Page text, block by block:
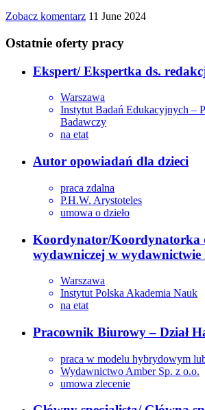
Zobacz komentarz 11 June 2024
Ostatnie oferty pracy
Ekspert/ Ekspertka ds.
Warszawa
Instytut Badań Edukacyjnych –
Badawczy
na etat
Autor opowiadań dla dzieci
praca zdalna
P.H.W. Arystoteles
umowa o dzieło
Koordynator/Koordynatorka
wydawniczej w
Warszawa
Instytut Polska Akademia Nauk
na etat
Pracownik Biurowy – Dział
praca w modelu hybrydowym
Wydawnictwo Amber Sp. z o.o.
umowa zlecenie